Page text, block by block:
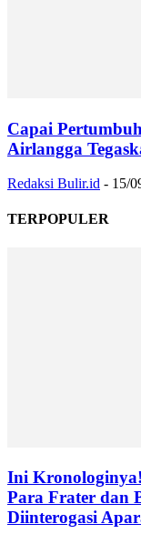
Capai
Airlangga
Redaksi Bulir.id - 15/
TERPOPULER
Ini
Para Frater dan
Diinterogasi